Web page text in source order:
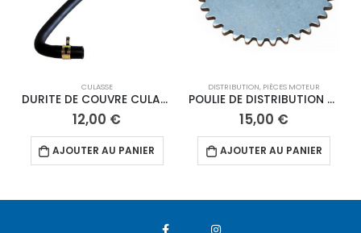
CULASSE
DURITE DE COUVRE CULASSE ANIMA RACING
12,00 €
AJOUTER AU PANIER
DISTRIBUTION, PIÈCES MOTEUR
POULIE DE DISTRIBUTION ANIMA
15,00 €
AJOUTER AU PANIER